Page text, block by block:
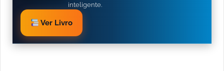
inteligente.
Ver Livro